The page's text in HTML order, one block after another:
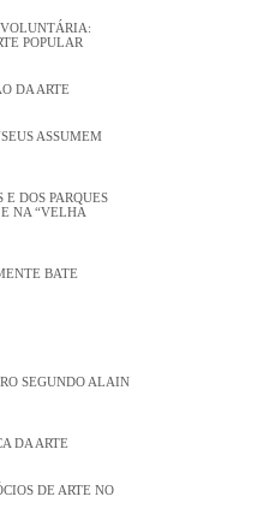
POPULAR
DA ARTE
ASSUMEM
E DOS PARQUES
NA “VELHA
BATE
SEGUNDO ALAIN
DA ARTE
DE ARTE NO